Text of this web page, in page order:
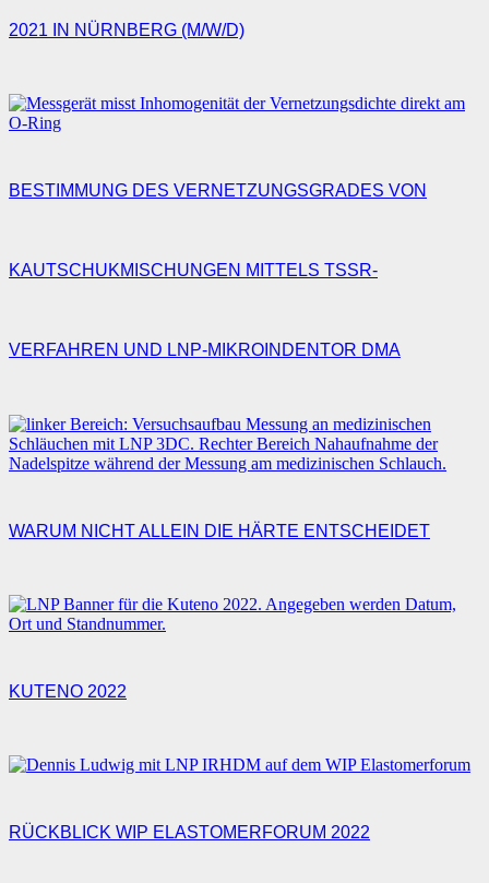
2021 IN NÜRNBERG (M/W/D)
BESTIMMUNG DES VERNETZUNGSGRADES VON
KAUTSCHUKMISCHUNGEN MITTELS TSSR-
VERFAHREN UND LNP-MIKROINDENTOR DMA
WARUM NICHT ALLEIN DIE HÄRTE ENTSCHEIDET
KUTENO 2022
RÜCKBLICK WIP ELASTOMERFORUM 2022